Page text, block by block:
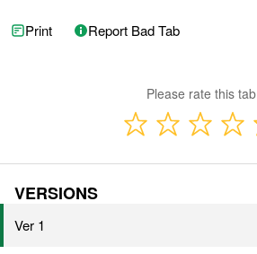
Print Report Bad Tab
Please rate this tab
VERSIONS
Ver 1